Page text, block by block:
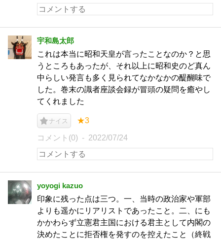
宇和島太郎
これは本当に昭和天皇が言ったことなのか？と思
うところもあったが、それ以上に昭和史のど真ん
中らしい発言も多く見られてなかなかの醍醐味で
した。巻末の識者座談会録が冒頭の疑問を癒やし
てくれました
ナイス ★3
コメント(0) 2022/07/24
yoyogi kazuo
印象に残った点は三つ。一、当時の政治家や軍部
よりも遥かにリアリストであったこと。二、にも
かかわらず立憲君主国における君主として内閣の
決めたことに拒否権を発すのを控えたこと（終戦